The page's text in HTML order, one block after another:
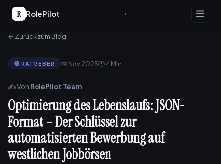
R RolePilot
← Zurück zum Blog
🧭 RATGEBER 📅 Nov 2025🕐 4 Min.
✍️ Von RolePilot Team
Optimierung des Lebenslaufs: JSON-
Format – Der Schlüssel zur
automatisierten Bewerbung auf
westlichen Jobbörsen